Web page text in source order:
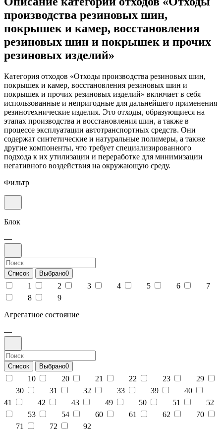
производства резиновых шин,
покрышек и камер, восстановления
резиновых шин и покрышек и прочих
резиновых изделий»
Категория отходов «Отходы производства резиновых шин,
покрышек и камер, восстановления резиновых шин и
покрышек и прочих резиновых изделий» включает в себя
использованные и непригодные для дальнейшего применения
резинотехнические изделия. Это отходы, образующиеся на
этапах производства и восстановления шин, а также в
процессе эксплуатации автотранспортных средств. Они
содержат синтетические и натуральные полимеры, а также
другие компоненты, что требует специализированного
подхода к их утилизации и переработке для минимизации
негативного воздействия на окружающую среду.
Фильтр
Блок
—
Список Выбрано0
1 2 3 4 5 6
7
8
9
Агрегатное состояние
—
Список Выбрано0
10 20 21 22 23
29
30
31 32 33 39
40
41
42 43 49 50 51
52
53
54 60 61 62
70
71
72
92